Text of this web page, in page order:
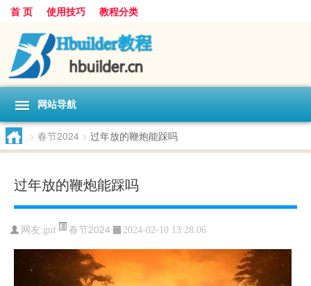
首 页 使用技巧 教程分类
网站导航
> 春节2024 > 过年放的鞭炮能踩吗
过年放的鞭炮能踩吗
网友:gnf 春节2024 2024-02-10 13:28:06